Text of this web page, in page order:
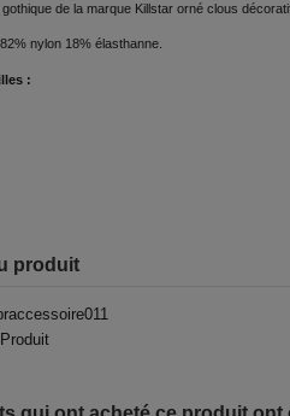
gothique de la marque Killstar orné clous
nylon 18% élasthanne.
:
produit